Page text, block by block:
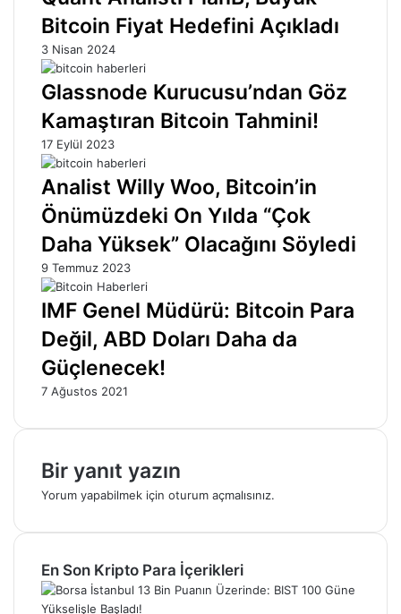
Bitcoin Fiyat Hedefini Açıkladı
3 Nisan 2024
Glassnode Kurucusu’ndan Göz
Kamaştıran Bitcoin Tahmini!
17 Eylül 2023
Analist Willy Woo, Bitcoin’in
Önümüzdeki On Yılda “Çok
Daha Yüksek” Olacağını Söyledi
9 Temmuz 2023
IMF Genel Müdürü: Bitcoin Para
Değil, ABD Doları Daha da
Güçlenecek!
7 Ağustos 2021
Bir yanıt yazın
Yorum yapabilmek için oturum açmalısınız.
En Son Kripto Para İçerikleri